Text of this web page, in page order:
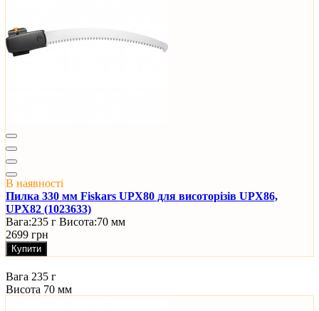
В наявності
Пилка 330 мм Fiskars UPX80 для висоторізів UPX86,
UPX82 (1023633)
Вага:235 г Висота:70 мм
2699 грн
Купити
Вага 235 г
Висота 70 мм